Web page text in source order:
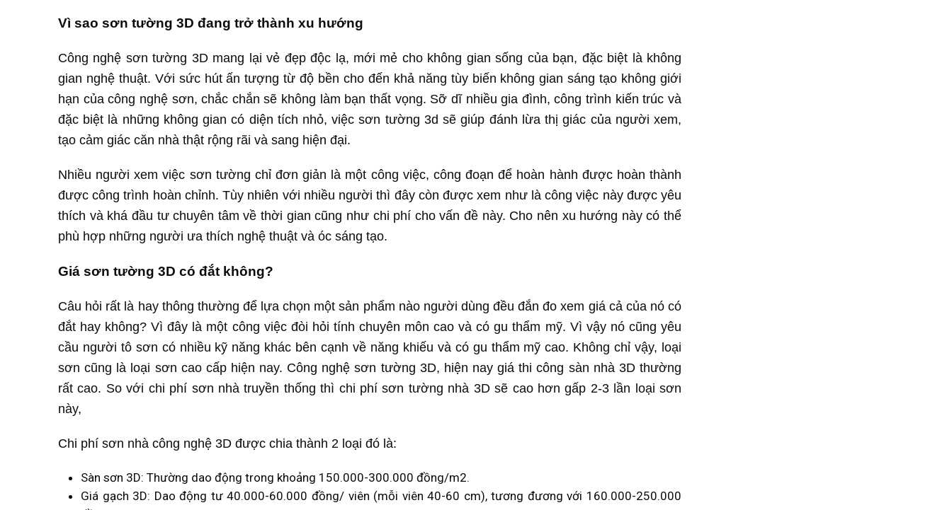
Vì sao sơn tường 3D đang trở thành xu hướng
Công nghệ sơn tường 3D mang lại vẻ đẹp độc lạ, mới mẻ cho không gian sống của bạn, đặc biệt là không
gian nghệ thuật. Với sức hút ấn tượng từ độ bền cho đến khả năng tùy biến không gian sáng tạo không giới
hạn của công nghệ sơn, chắc chắn sẽ không làm bạn thất vọng. Sỡ dĩ nhiều gia đình, công trình kiến trúc và
đặc biệt là những không gian có diện tích nhỏ, việc sơn tường 3d sẽ giúp đánh lừa thị giác của người xem,
tạo cảm giác căn nhà thật rộng rãi và sang hiện đại.
Nhiều người xem việc sơn tường chỉ đơn giản là một công việc, công đoạn để hoàn hành được hoàn thành
được công trình hoàn chỉnh. Tùy nhiên với nhiều người thì đây còn được xem như là công việc này được yêu
thích và khá đầu tư chuyên tâm về thời gian cũng như chi phí cho vấn đề này. Cho nên xu hướng này có thể
phù hợp những người ưa thích nghệ thuật và óc sáng tạo.
Giá sơn tường 3D có đắt không?
Câu hỏi rất là hay thông thường để lựa chọn một sản phẩm nào người dùng đều đắn đo xem giá cả của nó có
đắt hay không? Vì đây là một công việc đòi hỏi tính chuyên môn cao và có gu thẩm mỹ. Vì vậy nó cũng yêu
cầu người tô sơn có nhiều kỹ năng khác bên cạnh về năng khiếu và có gu thẩm mỹ cao. Không chỉ vậy, loại
sơn cũng là loại sơn cao cấp hiện nay. Công nghệ sơn tường 3D, hiện nay giá thi công sàn nhà 3D thường
rất cao. So với chi phí sơn nhà truyền thống thì chi phí sơn tường nhà 3D sẽ cao hơn gấp 2-3 lần loại sơn
này,
Chi phí sơn nhà công nghệ 3D được chia thành 2 loại đó là:
Sàn sơn 3D: Thường dao động trong khoảng 150.000-300.000 đồng/m2.
Giá gạch 3D: Dao động tư 40.000-60.000 đồng/ viên (mỗi viên 40-60 cm), tương đương với 160.000-250.000